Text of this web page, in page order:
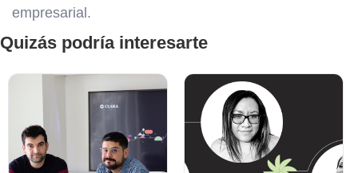
empresarial.
Quizás podría interesarte